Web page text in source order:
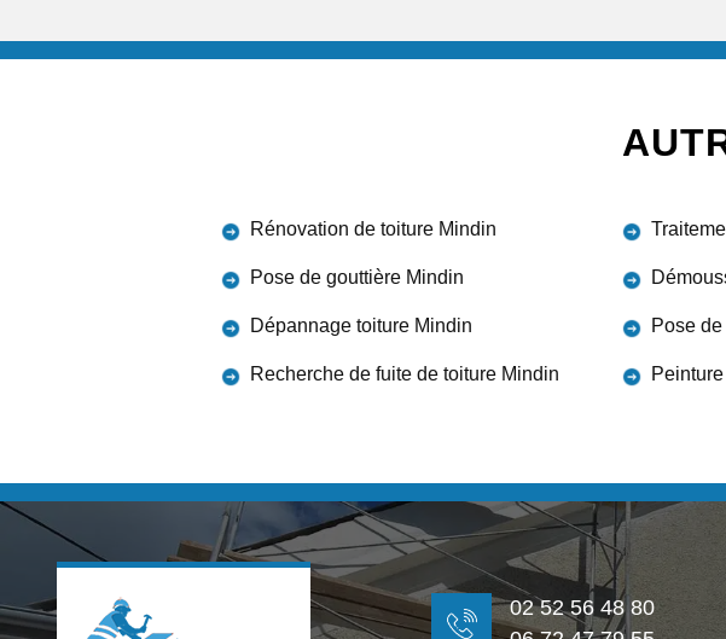
Rénovation de toiture Mindin
Pose de gouttière Mindin
Dépannage toiture Mindin
Recherche de fuite de toiture Mindin
Pose
02 52 56 48 80